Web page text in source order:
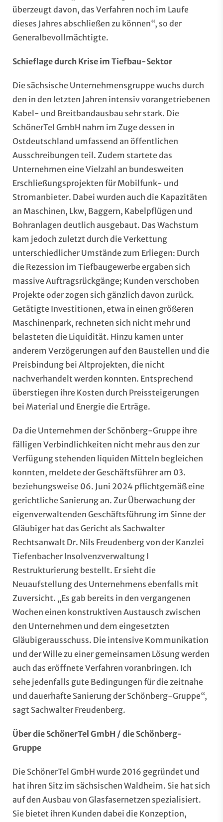
überzeugt davon, das Verfahren noch im Laufe
dieses Jahres abschließen zu können“, so der
Generalbevollmächtigte.
Schieflage durch Krise im Tiefbau-Sektor
Die sächsische Unternehmensgruppe wuchs durch
den in den letzten Jahren intensiv vorangetriebenen
Kabel- und Breitbandausbau sehr stark. Die
SchönerTel GmbH nahm im Zuge dessen in
Ostdeutschland umfassend an öffentlichen
Ausschreibungen teil. Zudem startete das
Unternehmen eine Vielzahl an bundesweiten
Erschließungsprojekten für Mobilfunk- und
Stromanbieter. Dabei wurden auch die Kapazitäten
an Maschinen, Lkw, Baggern, Kabelpflügen und
Bohranlagen deutlich ausgebaut. Das Wachstum
kam jedoch zuletzt durch die Verkettung
unterschiedlicher Umstände zum Erliegen: Durch
die Rezession im Tiefbaugewerbe ergaben sich
massive Auftragsrückgänge; Kunden verschoben
Projekte oder zogen sich gänzlich davon zurück.
Getätigte Investitionen, etwa in einen größeren
Maschinenpark, rechneten sich nicht mehr und
belasteten die Liquidität. Hinzu kamen unter
anderem Verzögerungen auf den Baustellen und die
Preisbindung bei Altprojekten, die nicht
nachverhandelt werden konnten. Entsprechend
überstiegen ihre Kosten durch Preissteigerungen
bei Material und Energie die Erträge.
Da die Unternehmen der Schönberg-Gruppe ihre
fälligen Verbindlichkeiten nicht mehr aus den zur
Verfügung stehenden liquiden Mitteln begleichen
konnten, meldete der Geschäftsführer am 03.
beziehungsweise 06. Juni 2024 pflichtgemäß eine
gerichtliche Sanierung an. Zur Überwachung der
eigenverwaltenden Geschäftsführung im Sinne der
Gläubiger hat das Gericht als Sachwalter
Rechtsanwalt Dr. Nils Freudenberg von der Kanzlei
Tiefenbacher Insolvenzverwaltung I
Restrukturierung bestellt. Er sieht die
Neuaufstellung des Unternehmens ebenfalls mit
Zuversicht. „Es gab bereits in den vergangenen
Wochen einen konstruktiven Austausch zwischen
den Unternehmen und dem eingesetzten
Gläubigerausschuss. Die intensive Kommunikation
und der Wille zu einer gemeinsamen Lösung werden
auch das eröffnete Verfahren voranbringen. Ich
sehe jedenfalls gute Bedingungen für die zeitnahe
und dauerhafte Sanierung der Schönberg-Gruppe“,
sagt Sachwalter Freudenberg.
Über die SchönerTel GmbH / die Schönberg-
Gruppe
Die SchönerTel GmbH wurde 2016 gegründet und
hat ihren Sitz im sächsischen Waldheim. Sie hat sich
auf den Ausbau von Glasfasernetzen spezialisiert.
Sie bietet ihren Kunden dabei die Konzeption,